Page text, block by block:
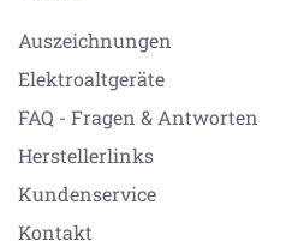
Auszeichnungen
Elektroaltgeräte
FAQ - Fragen & Antworten
Herstellerlinks
Kundenservice
Kontakt